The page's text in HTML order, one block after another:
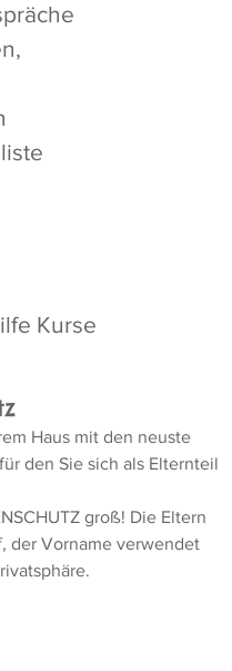
Kurse
Haus mit den neuste
den Sie sich als Elternteil
groß! Die Eltern
der Vorname verwendet